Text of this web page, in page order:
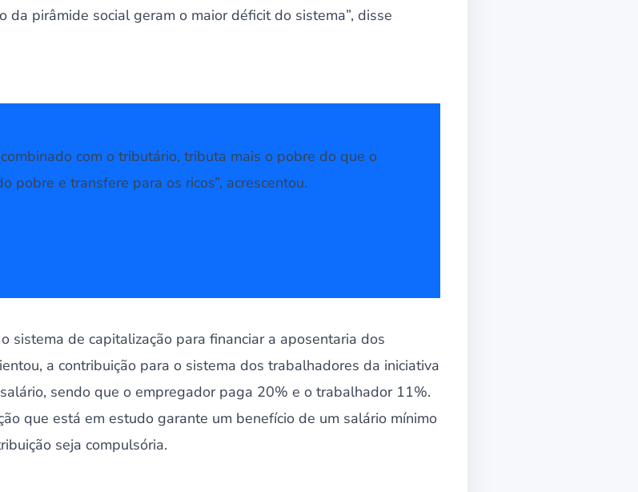
da pirâmide social geram o maior déficit do sistema”, disse
com o tributário, tributa mais o pobre do que o
pobre e transfere para os ricos”, acrescentou.
sistema de capitalização para financiar a aposentaria dos
a contribuição para o sistema dos trabalhadores da iniciativa
sendo que o empregador paga 20% e o trabalhador 11%.
que está em estudo garante um benefício de um salário mínimo
seja compulsória.